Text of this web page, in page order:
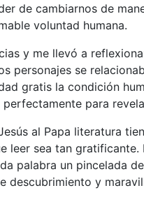
de cambiarnos de
voluntad humana.
y me llevó a
personajes se
gratis la condición
para
al Papa literatura
leer sea tan
palabra un pincelada
descubrimiento y